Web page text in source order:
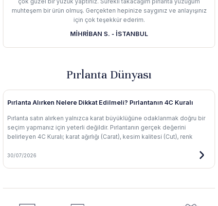
muhteşem bir ürün olmuş. Gerçekten hepinize saygınız ve anlayışınız
için çok teşekkür ederim.
MİHRİBAN S. - İSTANBUL
Pırlanta Dünyası
Pırlanta Alırken Nelere Dikkat Edilmeli? Pırlantanın 4C Kuralı
Pırlanta satın alırken yalnızca karat büyüklüğüne odaklanmak doğru bir
seçim yapmanız için yeterli değildir. Pırlantanın gerçek değerini
belirleyen 4C Kuralı; karat ağırlığı (Carat), kesim kalitesi (Cut), renk
pırlanta berraklık skalasından renk derecelerine, kesim kalitesinden
30/07/2026